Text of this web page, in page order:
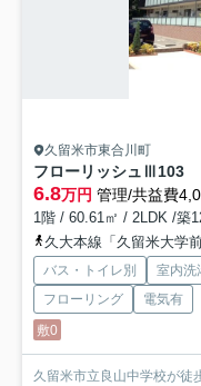
久留米市東合川町
フローリッシュⅢ103
6.8万円 管理/共益費
1階 / 60.61㎡ / 2LDK /築
久大本線「久留米大学
バス・トイレ別 室内洗
フローリング
電気有
敷0
久留米市立良山中学校が徒